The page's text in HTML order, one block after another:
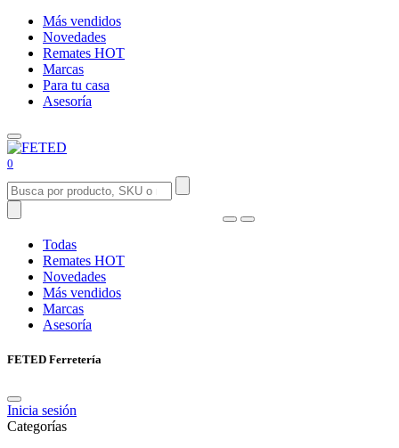
Más vendidos
Novedades
Remates HOT
Marcas
Para tu casa
Asesoría
0
Todas
Remates HOT
Novedades
Más vendidos
Marcas
Asesoría
FETED Ferretería
Inicia sesión
Categorías